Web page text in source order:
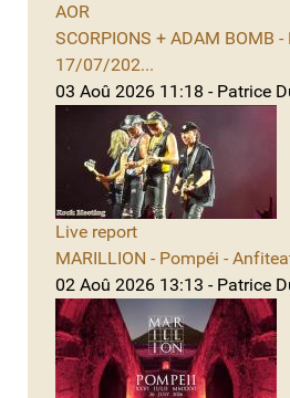
AOR
SCORPIONS + ADAM BOMB
17/07/202...
03 Aoû 2026 11:18 - Patrice
Live report
MARILLION - Pompéi -
02 Aoû 2026 13:13 - Patrice